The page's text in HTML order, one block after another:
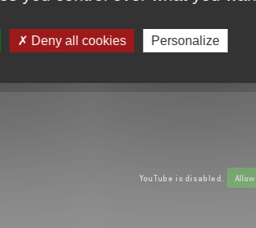
Deny all cookies Personalize
YouTube is disabled. Allow